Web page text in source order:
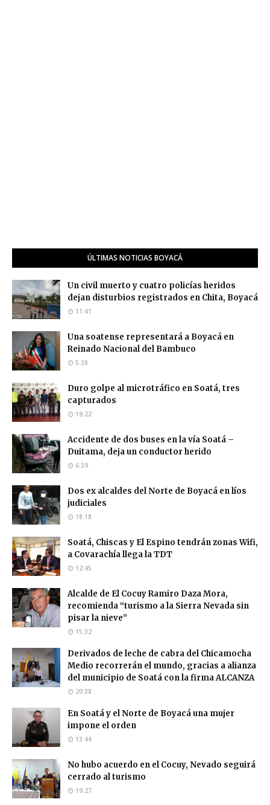
ÚLTIMAS NOTICIAS BOYACÁ
Un civil muerto y cuatro policías heridos
dejan disturbios registrados en Chita, Boyacá
11:41
Una soatense representará a Boyacá en
Reinado Nacional del Bambuco
5:38
Duro golpe al microtráfico en Soatá, tres
capturados
19:22
Accidente de dos buses en la vía Soatá –
Duitama, deja un conductor herido
6:39
Dos ex alcaldes del Norte de Boyacá en líos
judiciales
18:18
Soatá, Chiscas y El Espino tendrán zonas Wifi,
a Covarachía llega la TDT
12:45
Alcalde de El Cocuy Ramiro Daza Mora,
recomienda “turismo a la Sierra Nevada sin
pisar la nieve”
15:32
Derivados de leche de cabra del Chicamocha
Medio recorrerán el mundo, gracias a alianza
del municipio de Soatá con la firma ALCANZA
20:38
En Soatá y el Norte de Boyacá una mujer
impone el orden
13:44
No hubo acuerdo en el Cocuy, Nevado seguirá
cerrado al turismo
19:27